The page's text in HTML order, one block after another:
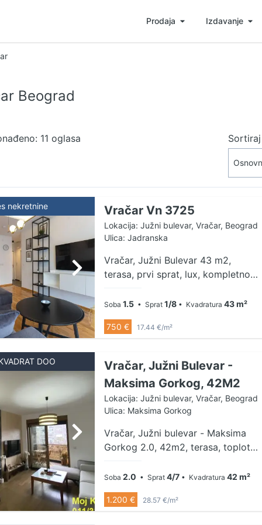
Prodaja Izdavanje
Beograd
11 oglasa
nekretnine Vračar Vn 3725
Lokacija: Južni bulevar, Vračar, Beograd
Ulica: Jadranska
Vračar, Južni Bulevar 43 m2,
terasa, prvi sprat, lux, kompletno
parking mesto sa barijerom na
daljinski. Agencija za nekretnine
Veles broj u registru posrednika
Način plaćanja:
kirija+depozit+ag.provizija
Soba 1.5• Sprat 1/8• Kvadratura 43 m²
750 € 17.44 €/m²
DOO
Vračar, Južni Bulevar -
Maksima Gorkog, 42M2
Lokacija: Južni bulevar, Vračar, Beograd
Ulica: Maksima Gorkog
Vračar, Južni bulevar - Maksima
Gorkog 2.0, 42m2, terasa, toplotne
interfon Izdaje se luksuzan
dvosoban stan u ulici Maksima
Gorkog, smešten na četvrtom
Soba 2.0 • Sprat 4/7• Kvadratura 42 m²
1.200 € 28.57 €/m²